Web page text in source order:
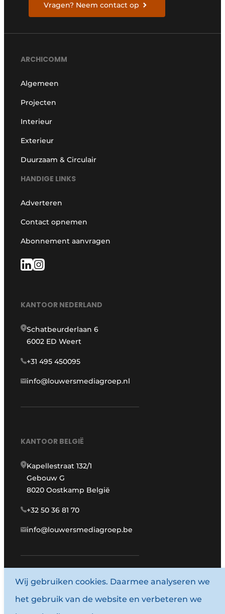
Vragen? Neem contact op
ARCHICOMM
Algemeen
Projecten
Interieur
Exterieur
Duurzaam & Circulair
HANDIGE LINKS
Adverteren
Contact opnemen
Abonnement aanvragen
KANTOOR NEDERLAND
Schatbeurderlaan 6
6002 ED Weert
+31 495 450095
info@louwersmediagroep.nl
KANTOOR BELGIË
Kapellestraat 132/1
Gebouw G
8020 Oostkamp België
+32 50 36 81 70
info@louwersmediagroep.be
www.louwersmediagroep.com
© 1987 - 2026 Louwersmediagroep.
Wij gebruiken cookies. Daarmee analyseren we
het gebruik van de website en verbeteren we